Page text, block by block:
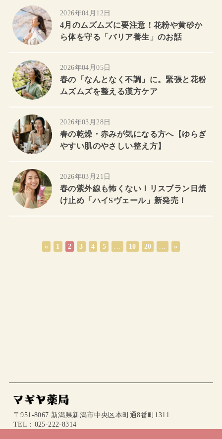
2026年04月12日
4月のムズムズに要注意！花粉や黄砂か
ら体を守る「バリア養生」のお話
2026年04月05日
春の「なんとなく不調」に。緊張と花粉
ムズムズを整える漢方ケア
2026年03月28日
春の乾燥・赤みが気になる方へ【ゆらぎ
やすい肌のやさしい整え方】
2026年03月21日
春の紫外線も怖くない！リスブラン日焼
け止め「ハイSヴェール」新発売！
« 1 2 3 4 5 10 20 »
〒951-8067 新潟県新潟市中央区本町通8番町1311
TEL：025-222-8314